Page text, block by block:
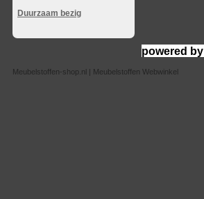
Duurzaam bezig
powered by
Meubelstoffen-shop.nl | Meubelstoffen Webwinkel